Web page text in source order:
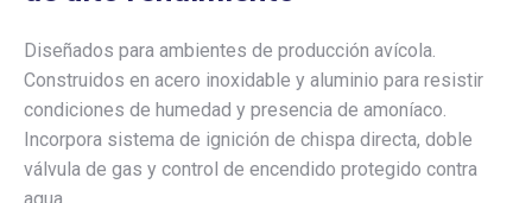
Diseñados para ambientes de producción avícola.
Construidos en acero inoxidable y aluminio para resistir
condiciones de humedad y presencia de amoníaco.
Incorpora sistema de ignición de chispa directa, doble
válvula de gas y control de encendido protegido contra